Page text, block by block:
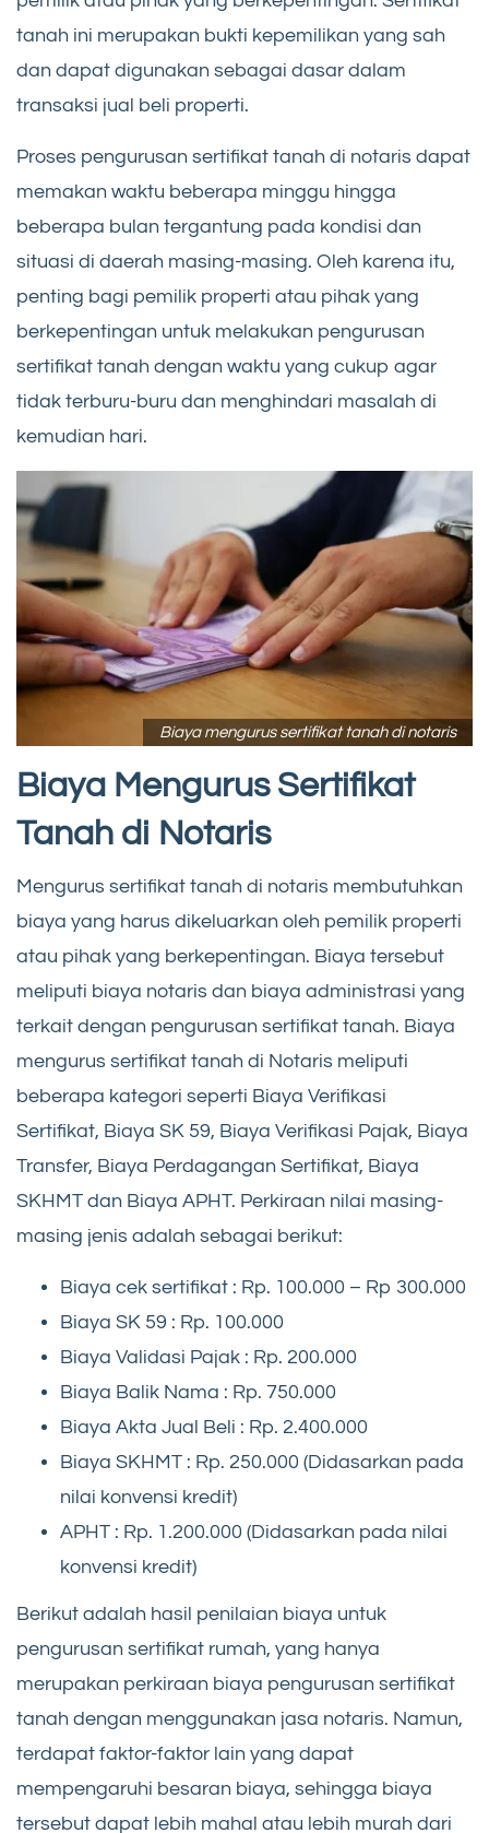
tanah ini merupakan bukti kepemilikan yang sah
dan dapat digunakan sebagai dasar dalam
transaksi jual beli properti.
Proses pengurusan sertifikat tanah di notaris dapat
memakan waktu beberapa minggu hingga
beberapa bulan tergantung pada kondisi dan
situasi di daerah masing-masing. Oleh karena itu,
penting bagi pemilik properti atau pihak yang
berkepentingan untuk melakukan pengurusan
sertifikat tanah dengan waktu yang cukup agar
tidak terburu-buru dan menghindari masalah di
kemudian hari.
Biaya mengurus sertifikat tanah di notaris
Biaya Mengurus Sertifikat
Tanah di Notaris
Mengurus sertifikat tanah di notaris membutuhkan
biaya yang harus dikeluarkan oleh pemilik properti
atau pihak yang berkepentingan. Biaya tersebut
meliputi biaya notaris dan biaya administrasi yang
terkait dengan pengurusan sertifikat tanah. Biaya
mengurus sertifikat tanah di Notaris meliputi
beberapa kategori seperti Biaya Verifikasi
Sertifikat, Biaya SK 59, Biaya Verifikasi Pajak, Biaya
Transfer, Biaya Perdagangan Sertifikat, Biaya
SKHMT dan Biaya APHT. Perkiraan nilai masing-
masing jenis adalah sebagai berikut:
Biaya cek sertifikat : Rp. 100.000 – Rp 300.000
Biaya SK 59 : Rp. 100.000
Biaya Validasi Pajak : Rp. 200.000
Biaya Balik Nama : Rp. 750.000
Biaya Akta Jual Beli : Rp. 2.400.000
Biaya SKHMT : Rp. 250.000 (Didasarkan pada
nilai konvensi kredit)
APHT : Rp. 1.200.000 (Didasarkan pada nilai
konvensi kredit)
Berikut adalah hasil penilaian biaya untuk
pengurusan sertifikat rumah, yang hanya
merupakan perkiraan biaya pengurusan sertifikat
tanah dengan menggunakan jasa notaris. Namun,
terdapat faktor-faktor lain yang dapat
mempengaruhi besaran biaya, sehingga biaya
tersebut dapat lebih mahal atau lebih murah dari